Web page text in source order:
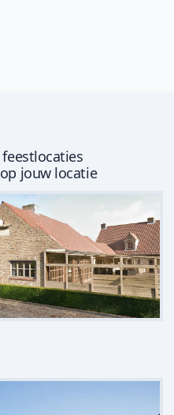
op jouw locatie